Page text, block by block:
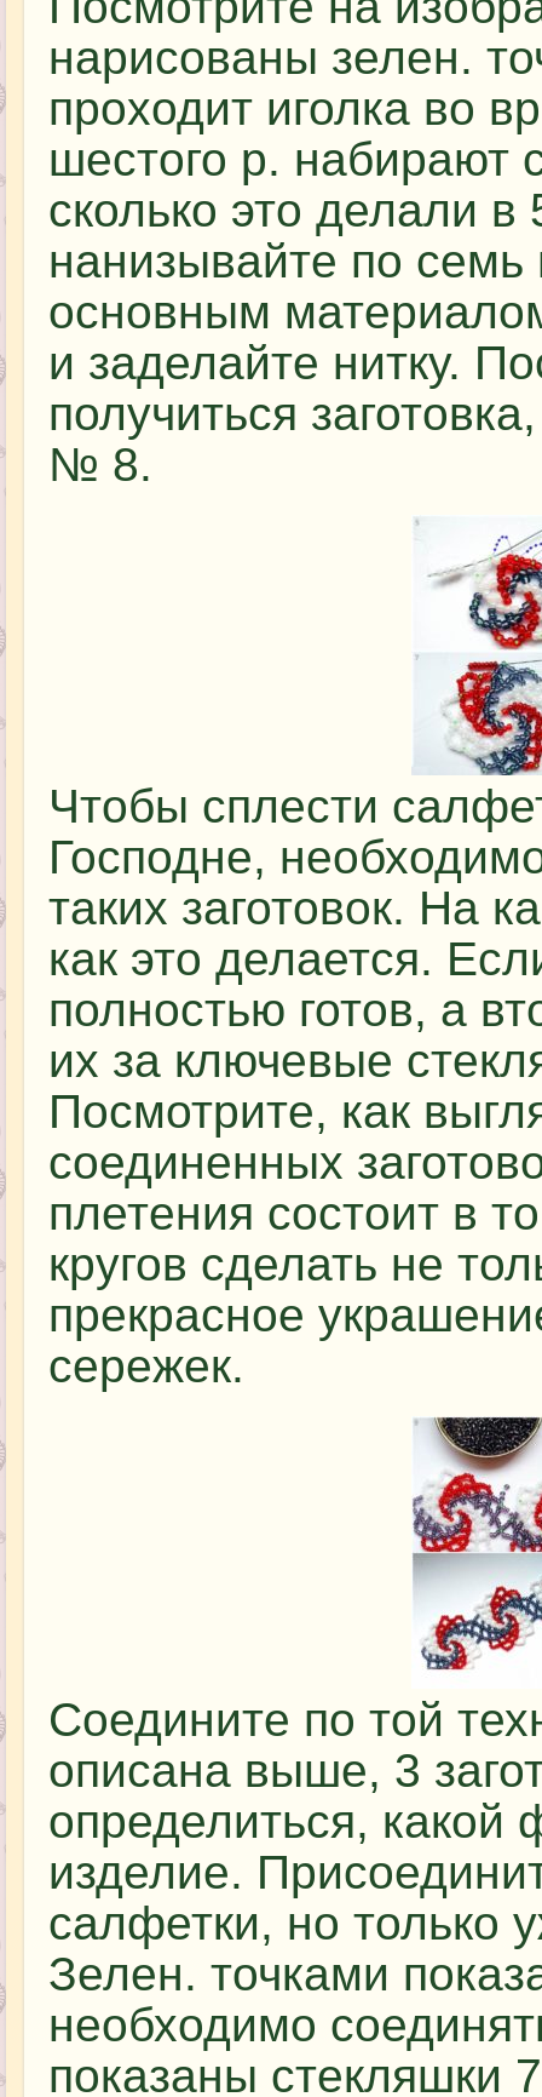
нарисованы зелен.
проходит иголка во
шестого р. набирают
сколько это делали
нанизывайте по
основным
и заделайте нитку.
получиться
№ 8.
Чтобы сплести
Господне,
таких заготовок. На
как это делается.
полностью готов, а
их за ключевые
Посмотрите, как
соединенных
плетения состоит в
кругов сделать не
прекрасное
сережек.
Соедините по той
описана выше, 3
определиться,
изделие.
салфетки, но только
Зелен. точками
необходимо
показаны стекляшки